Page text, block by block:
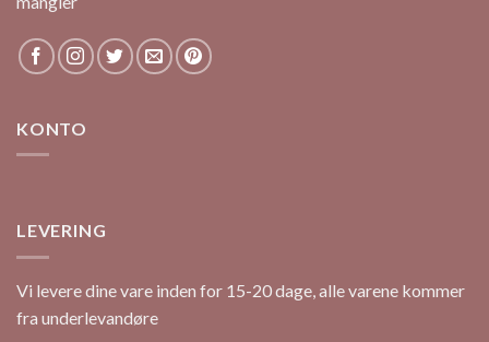
KONTO
LEVERING
Vi levere dine vare inden for 15-20 dage, alle varene kommer
fra underlevandøre